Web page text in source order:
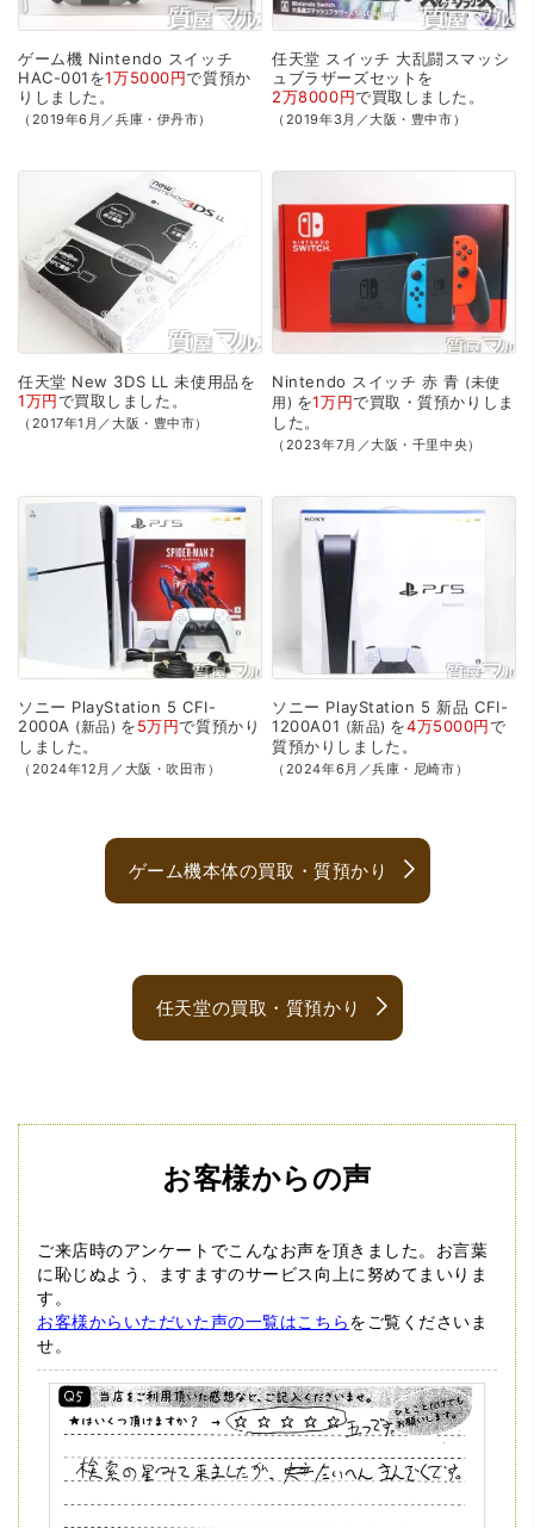
ゲーム機 Nintendo スイッチ
HAC-001を1万5000円で質預か
り しました。
（2019年6月／兵庫・伊丹市）
任天堂 スイッチ 大乱闘スマッシ
ュブラザーズセットを
2万8000円で買取 しました。
（2019年3月／大阪・豊中市）
任天堂 New 3DS LL 未使用品を
1万円で買取 しました。
（2017年1月／大阪・豊中市）
Nintendo スイッチ 赤 青
未使
用
を1万円で買取・質預かり しま
した。
（2023年7月／大阪・千里中央）
ソニー PlayStation 5 CFI-
2000A
新品 を5万円で質預かり
しました。
（2024年12月／大阪・吹田市）
ソニー PlayStation 5 新品 CFI-
1200A01
新品 を4万5000円で
質預かり しました。
（2024年6月／兵庫・尼崎市）
ゲーム機本体の買取・質預かり
任天堂の買取・質預かり
お客様からの声
ご来店時のアンケートでこんなお声を頂きました。 お言葉
に恥じぬよう、ますますのサービス向上に努めてまいりま
す。
お客様からいただいた声の一覧はこちらをご覧くださいま
せ。